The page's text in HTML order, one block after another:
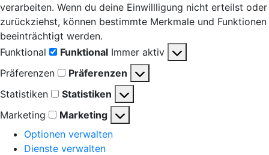
verarbeiten. Wenn du deine Einwillligung nicht erteilst oder
zurückziehst, können bestimmte Merkmale und Funktionen
beeinträchtigt werden.
Funktional
Funktional Immer aktiv
Präferenzen
Präferenzen
Statistiken
Statistiken
Marketing
Marketing
Optionen verwalten
Dienste verwalten